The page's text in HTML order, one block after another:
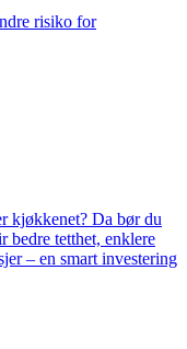
risiko for
kjøkkenet? Da bør du
bedre tetthet, enklere
– en smart investering